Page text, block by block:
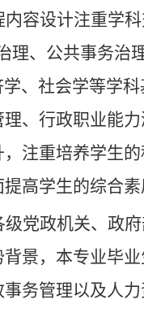
容设计注重学
理、公共事务治
、社会学等学
、行政职业能
注重培养学生
高学生的综合素
党政机关、政
景，本专业毕
务管理以及人力